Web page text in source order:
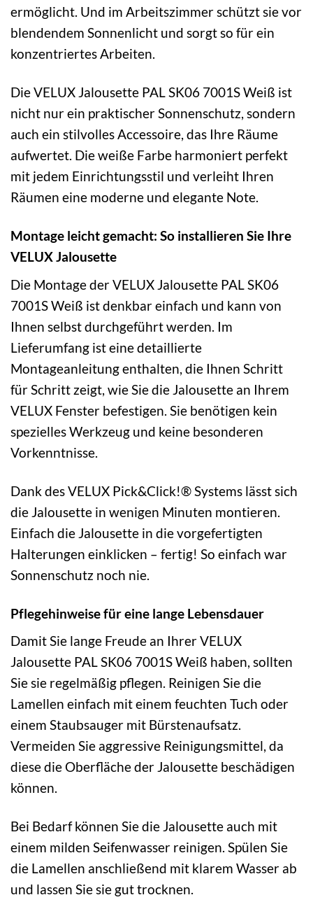
ermöglicht. Und im Arbeitszimmer schützt sie vor
blendendem Sonnenlicht und sorgt so für ein
konzentriertes Arbeiten.
Die VELUX Jalousette PAL SK06 7001S Weiß ist
nicht nur ein praktischer Sonnenschutz, sondern
auch ein stilvolles Accessoire, das Ihre Räume
aufwertet. Die weiße Farbe harmoniert perfekt
mit jedem Einrichtungsstil und verleiht Ihren
Räumen eine moderne und elegante Note.
Montage leicht gemacht: So installieren Sie Ihre
VELUX Jalousette
Die Montage der VELUX Jalousette PAL SK06
7001S Weiß ist denkbar einfach und kann von
Ihnen selbst durchgeführt werden. Im
Lieferumfang ist eine detaillierte
Montageanleitung enthalten, die Ihnen Schritt
für Schritt zeigt, wie Sie die Jalousette an Ihrem
VELUX Fenster befestigen. Sie benötigen kein
spezielles Werkzeug und keine besonderen
Vorkenntnisse.
Dank des VELUX Pick&Click!® Systems lässt sich
die Jalousette in wenigen Minuten montieren.
Einfach die Jalousette in die vorgefertigten
Halterungen einklicken – fertig! So einfach war
Sonnenschutz noch nie.
Pflegehinweise für eine lange Lebensdauer
Damit Sie lange Freude an Ihrer VELUX
Jalousette PAL SK06 7001S Weiß haben, sollten
Sie sie regelmäßig pflegen. Reinigen Sie die
Lamellen einfach mit einem feuchten Tuch oder
einem Staubsauger mit Bürstenaufsatz.
Vermeiden Sie aggressive Reinigungsmittel, da
diese die Oberfläche der Jalousette beschädigen
können.
Bei Bedarf können Sie die Jalousette auch mit
einem milden Seifenwasser reinigen. Spülen Sie
die Lamellen anschließend mit klarem Wasser ab
und lassen Sie sie gut trocknen.